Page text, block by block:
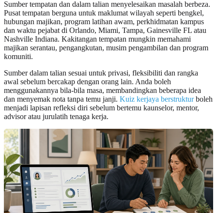
Sumber tempatan dan dalam talian menyelesaikan masalah berbeza.
Pusat tempatan berguna untuk maklumat wilayah seperti bengkel,
hubungan majikan, program latihan awam, perkhidmatan kampus
dan waktu pejabat di Orlando, Miami, Tampa, Gainesville FL atau
Nashville Indiana. Kakitangan tempatan mungkin memahami
majikan serantau, pengangkutan, musim pengambilan dan program
komuniti.
Sumber dalam talian sesuai untuk privasi, fleksibiliti dan rangka
awal sebelum bercakap dengan orang lain. Anda boleh
menggunakannya bila-bila masa, membandingkan beberapa idea
dan menyemak nota tanpa temu janji. Kuiz kerjaya berstrukturboleh
menjadi lapisan refleksi diri sebelum bertemu kaunselor, mentor,
advisor atau jurulatih tenaga kerja.